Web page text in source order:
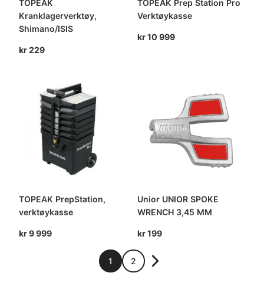
TOPEAK
Kranklagerverktøy,
Shimano/ISIS
kr229
TOPEAK Prep Station Pro
Verktøykasse
kr10 999
TOPEAK PrepStation,
verktøykasse
kr9 999
Unior UNIOR SPOKE
WRENCH 3,45 MM
kr199
1 2